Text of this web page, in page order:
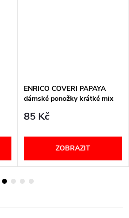
ENRICO COVERI PAPAYA
dámské ponožky krátké mix
85 Kč
ZOBRAZIT